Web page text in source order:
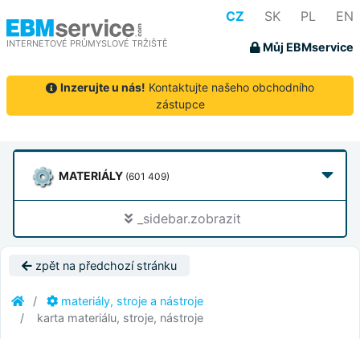
INTERNETOVÉ PRŮMYSLOVÉ TRŽIŠTĚ
CZ SK PL EN
Můj EBMservice
Inzerujte u nás! Kontaktujte našeho obchodního
zástupce
MATERIÁLY (601 409)
_sidebar.zobrazit
zpět na předchozí stránku
materiály, stroje a nástroje
karta materiálu, stroje, nástroje